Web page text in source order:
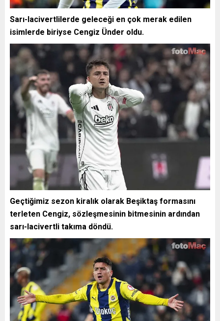
Sarı-lacivertlilerde geleceği en çok merak edilen
isimlerde biriyse Cengiz Ünder oldu.
Geçtiğimiz sezon kiralık olarak Beşiktaş formasını
terleten Cengiz, sözleşmesinin bitmesinin ardından
sarı-lacivertli takıma döndü.